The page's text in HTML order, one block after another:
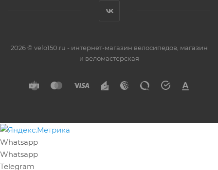
2026 © velo150.ru - интернет-магазин велосипедов, магазин
и веломастерская
Whatsapp
Whatsapp
Telegram